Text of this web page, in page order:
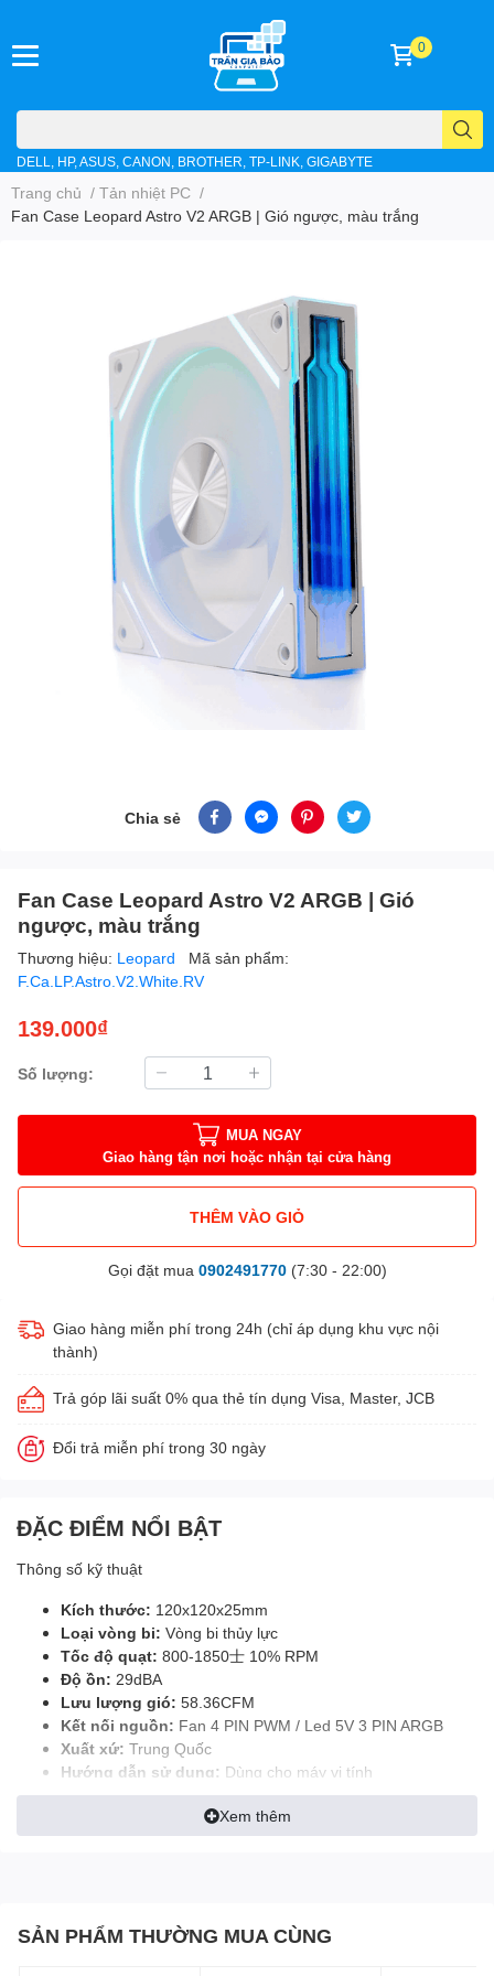
DELL, HP, ASUS, CANON, BROTHER, TP-LINK, GIGABYTE
0
Trang chủ / Tản nhiệt PC /
Fan Case Leopard Astro V2 ARGB | Gió ngược, màu trắng
Chia sẻ
Fan Case Leopard Astro V2 ARGB | Gió
ngược, màu trắng
Thương hiệu: Leopard
Mã sản phẩm:
F.Ca.LP.Astro.V2.White.RV
139.000₫
Số lượng:
MUA NGAY
Giao hàng tận nơi hoặc nhận tại cửa hàng
THÊM VÀO GIỎ
Gọi đặt mua 0902491770(7:30 - 22:00)
Giao hàng miễn phí trong 24h (chỉ áp dụng khu vực nội
thành)
Trả góp lãi suất 0% qua thẻ tín dụng Visa, Master, JCB
Đổi trả miễn phí trong 30 ngày
ĐẶC ĐIỂM NỔI BẬT
Thông số kỹ thuật
Kích thước: 120x120x25mm
Loại vòng bi: Vòng bi thủy lực
Tốc độ quạt: 800-1850士 10% RPM
Độ ồn: 29dBA
Lưu lượng gió: 58.36CFM
Kết nối nguồn: Fan 4 PIN PWM / Led 5V 3 PIN ARGB
Xuất xứ: Trung Quốc
Hướng dẫn sử dụng: Dùng cho máy vi tính
MÔ TẢ SẢN PHẨM
Quạt Fan Case Leopard
thống máy tính của bạn
Xem thêm
SẢN PHẨM THƯỜNG MUA CÙNG